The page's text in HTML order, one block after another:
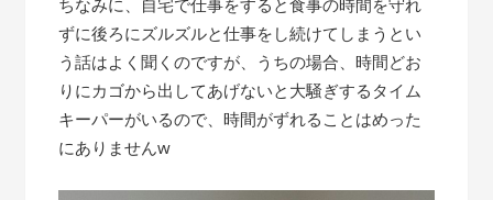
ちなみに、自宅で仕事をすると食事の時間を守れ
ずに後ろにズルズルと仕事をし続けてしまうとい
う話はよく聞くのですが、うちの場合、時間どお
りにカゴから出してあげないと大騒ぎするタイム
キーパーがいるので、時間がずれることはめった
にありませんw